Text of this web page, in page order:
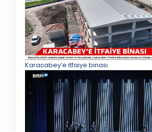
Karacabey’e itfaiye binası